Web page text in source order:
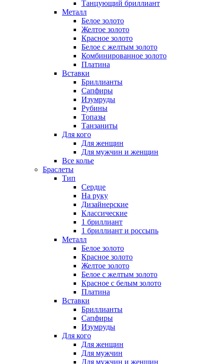
Танцующий бриллиант
Металл
Белое золото
Желтое золото
Красное золото
Белое с желтым золото
Комбинированное золото
Платина
Вставки
Бриллианты
Сапфиры
Изумруды
Рубины
Топазы
Танзаниты
Для кого
Для женщин
Для мужчин и женщин
Все колье
Браслеты
Тип
Сердце
На руку
Дизайнерские
Классические
1 бриллиант
1 бриллиант и россыпь
Металл
Белое золото
Красное золото
Желтое золото
Белое с желтым золото
Красное с белым золото
Платина
Вставки
Бриллианты
Сапфиры
Изумруды
Для кого
Для женщин
Для мужчин
Для мужчин и женщин